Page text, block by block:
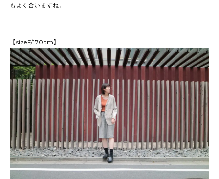
もよく合いますね。
【sizeF/170cm】